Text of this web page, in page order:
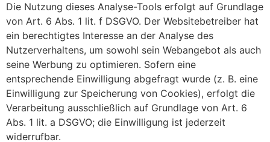
Die Nutzung dieses Analyse-Tools erfolgt auf Grundlage
von Art. 6 Abs. 1 lit. f DSGVO. Der Websitebetreiber hat
ein berechtigtes Interesse an der Analyse des
Nutzerverhaltens, um sowohl sein Webangebot als auch
seine Werbung zu optimieren. Sofern eine
entsprechende Einwilligung abgefragt wurde (z. B. eine
Einwilligung zur Speicherung von Cookies), erfolgt die
Verarbeitung ausschließlich auf Grundlage von Art. 6
Abs. 1 lit. a DSGVO; die Einwilligung ist jederzeit
widerrufbar.